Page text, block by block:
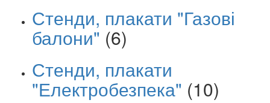
Стенди, плакати "Газові
балони" (6)
Стенди, плакати
"Електробезпека" (10)